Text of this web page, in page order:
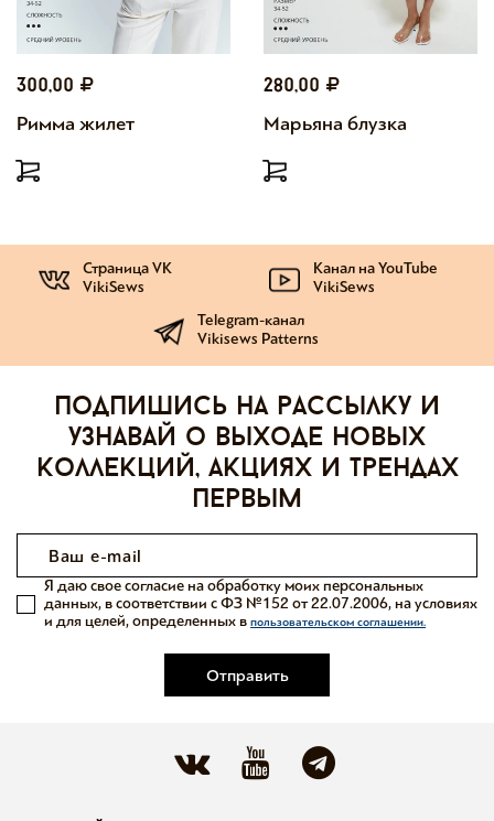
300,00
Римма жилет
280,00
Марьяна блузка
Страница VK
VikiSews
Канал на YouTube
VikiSews
Telegram-канал
Vikisews Patterns
Подпишись на рассылку и
узнавай о выходе новых
коллекций, акциях и трендах
первым
Отправить
Я даю свое согласие на обработку моих персональных
данных, в соответствии с ФЗ №152 от 22.07.2006, на условиях
и для целей, определенных в пользовательском соглашении.